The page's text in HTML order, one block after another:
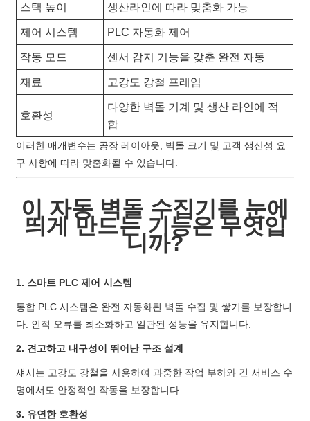
스택 높이 생산라인에 따라 맞춤화 가능
제어 시스템 PLC 자동화 제어
작동 모드 센서 감지 기능을 갖춘 완전 자동
재료 고강도 강철 프레임
호환성
다양한 벽돌 기계 및 생산 라인에 적
합
이러한 매개변수는 공장 레이아웃, 벽돌 크기 및 고객 생산성 요
구 사항에 따라 맞춤화될 수 있습니다.
이 자동 벽돌 수집기를 눈에
띄게 만드는 기능은 무엇입
니까?
1. 스마트 PLC 제어 시스템
통합 PLC 시스템은 완전 자동화된 벽돌 수집 및 쌓기를 보장합니
다. 인적 오류를 최소화하고 일관된 성능을 유지합니다.
2. 견고하고 내구성이 뛰어난 구조 설계
섀시는 고강도 강철을 사용하여 과중한 작업 부하와 긴 서비스 수
명에서도 안정적인 작동을 보장합니다.
3. 유연한 호환성